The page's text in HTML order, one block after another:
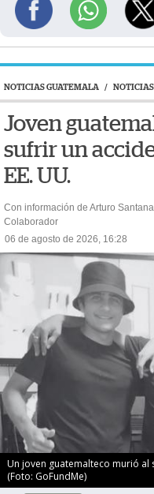
NOTICIAS GUATEMALA / NOTICIAS
Joven
sufrir un
EE. UU.
Con información de Arturo
Colaborador
06 de agosto de 2026, 16:28
Un joven guatemalteco murió al
(Foto: GoFundMe)